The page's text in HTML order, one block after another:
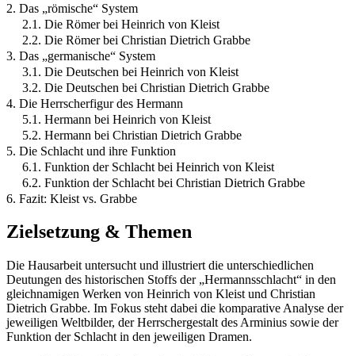
2. Das „römische“ System
2.1. Die Römer bei Heinrich von Kleist
2.2. Die Römer bei Christian Dietrich Grabbe
3. Das „germanische“ System
3.1. Die Deutschen bei Heinrich von Kleist
3.2. Die Deutschen bei Christian Dietrich Grabbe
4. Die Herrscherfigur des Hermann
5.1. Hermann bei Heinrich von Kleist
5.2. Hermann bei Christian Dietrich Grabbe
5. Die Schlacht und ihre Funktion
6.1. Funktion der Schlacht bei Heinrich von Kleist
6.2. Funktion der Schlacht bei Christian Dietrich Grabbe
6. Fazit: Kleist vs. Grabbe
Zielsetzung & Themen
Die Hausarbeit untersucht und illustriert die unterschiedlichen
Deutungen des historischen Stoffs der „Hermannsschlacht“ in den
gleichnamigen Werken von Heinrich von Kleist und Christian
Dietrich Grabbe. Im Fokus steht dabei die komparative Analyse der
jeweiligen Weltbilder, der Herrschergestalt des Arminius sowie der
Funktion der Schlacht in den jeweiligen Dramen.